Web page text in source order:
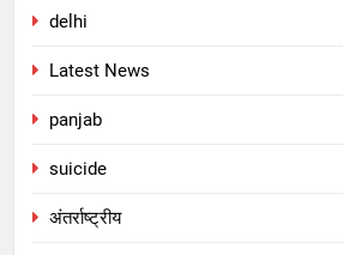
delhi
Latest News
panjab
suicide
अंतर्राष्ट्रीय